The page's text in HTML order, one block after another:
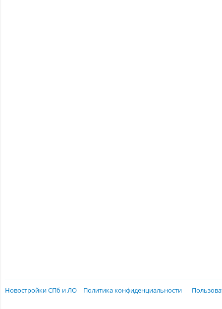
Новостройки СПб и ЛО Политика конфиденциальности